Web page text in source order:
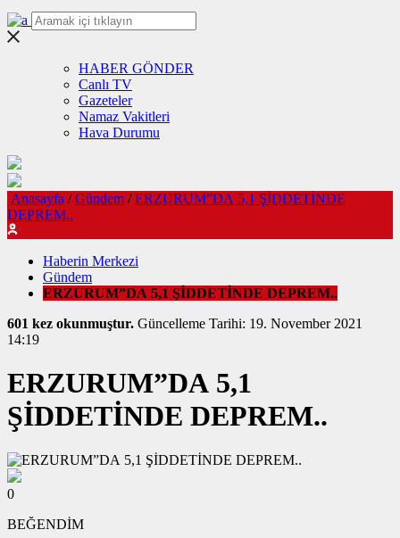
HABER GÖNDER
Canlı TV
Gazeteler
Namaz Vakitleri
Hava Durumu
Anasayfa / Gündem / ERZURUM”DA 5,1 ŞİDDETİNDE
DEPREM..
Haberin Merkezi
Gündem
ERZURUM”DA 5,1 ŞİDDETİNDE DEPREM..
601 kez okunmuştur. Güncelleme Tarihi: 19. November 2021
14:19
ERZURUM”DA 5,1
ŞİDDETİNDE DEPREM..
0
BEĞENDİM